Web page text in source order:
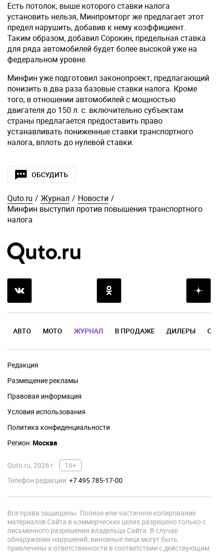
Есть потолок, выше которого ставки налога
установить нельзя, Минпромторг же предлагает этот
предел нарушить, добавив к нему коэффициент.
Таким образом, добавил Сорокин, предельная ставка
для ряда автомобилей будет более высокой уже на
федеральном уровне.
Минфин уже подготовил законопроект, предлагающий
понизить в два раза базовые ставки налога. Кроме
того, в отношении автомобилей с мощностью
двигателя до 150 л. с. включительно субъектам
страны предлагается предоставить право
устанавливать пониженные ставки транспортного
налога, вплоть до нулевой ставки.
ОБСУДИТЬ
Quto.ru / Журнал / Новости /
Минфин выступил против повышения транспортного
налога
АВТО МОТО ЖУРНАЛ В ПРОДАЖЕ ДИЛЕРЫ
Редакция
Размещение рекламы
Правовая информация
Условия использования
Политика конфиденциальности
Регион:Москва
Quto.ru, 2026 г.
16+
Телефон редакции:+7 495 785-17-00
Все права защищены. Полное или частичное копирование
материалов Сайта в коммерческих целях разрешено только с
письменного разрешения владельца Сайта. В случае
обнаружения нарушений, виновные лица могут быть
привлечены к ответственности в соответствии с действующим